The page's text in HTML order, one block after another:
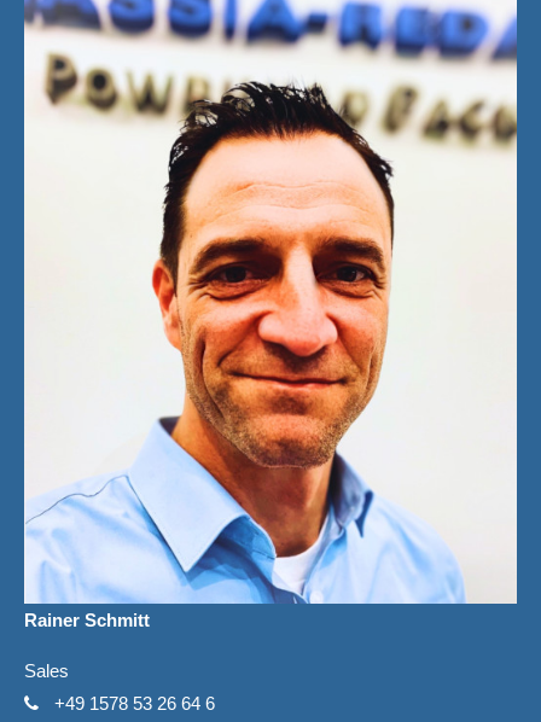
Rainer Schmitt
Sales
+49 1578 53 26 64 6